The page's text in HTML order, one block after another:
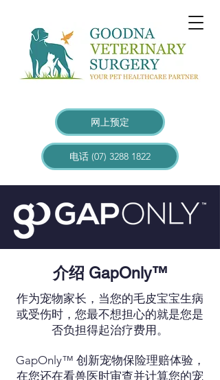
网上预定
电话 (07) 3288 1822
介绍 GapOnly™
作为宠物家长，当您的毛皮宝宝生病
或受伤时，您最不想担心的就是您是
否负担得起治疗费用。
GapOnly™ 创新宠物保险理赔体验，
在您还在看兽医时审查并计算您的宠